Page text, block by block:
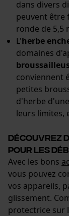
dans divers
peuvent être
ronde de 5,5
L'herbe
domaines
conviennent
petites
d'herbe
leurs limites,
Découvrez
pour les
Avec les bons
vous pouvez
vos appareils,
glissement.
protectrice sur